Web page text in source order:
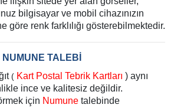
bilgisayar ve mobil cihazınızın
göre renk farklılığı gösterebilmektedir.
NUMUNE TALEBİ
( Kart Postal Tebrik Kartları ) aynı
ince ve kalitesiz değildir.
için Numune talebinde